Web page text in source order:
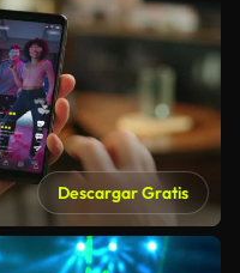
Descargar Gratis